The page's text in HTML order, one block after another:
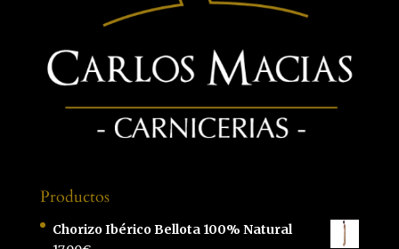
Productos
Chorizo Ibérico Bellota 100% Natural